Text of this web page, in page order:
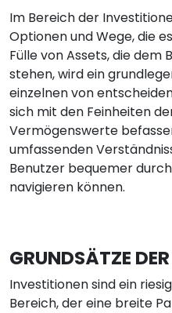
Im Bereich der
Optionen und Wege, die
Fülle von Assets, die dem
stehen, wird ein
einzelnen von
sich mit den Feinheiten
Vermögenswerte
umfassenden
Benutzer bequemer
navigieren können.
GRUNDSÄTZE
Investitionen sind ein
Bereich, der eine breite